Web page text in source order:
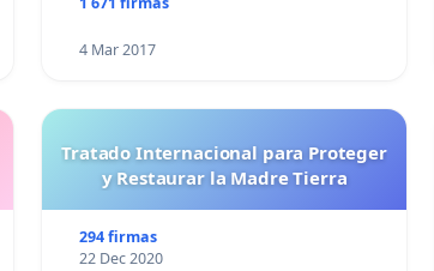
4 Mar 2017
Tratado Internacional para Proteger
y Restaurar la Madre Tierra
294 firmas
22 Dec 2020